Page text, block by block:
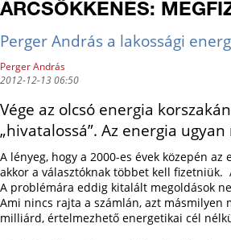
ÁRCSÖKKENÉS:
Perger András a lakossági
Perger András
2012-12-13 06:50
Vége az olcsó energia
„hivatalossá”. Az energia
A lényeg, hogy a 2000-es évek közepén
akkor a választóknak többet kell
A problémára eddig kitalált megoldások
Ami nincs rajta a számlán, azt másmilyen
milliárd, értelmezhető energetikai cél